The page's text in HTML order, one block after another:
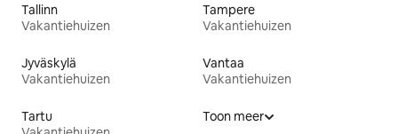
Tallinn
Vakantiehuizen
Tampere
Vakantiehuizen
Jyväskylä
Vakantiehuizen
Vantaa
Vakantiehuizen
Tartu
Toon meer